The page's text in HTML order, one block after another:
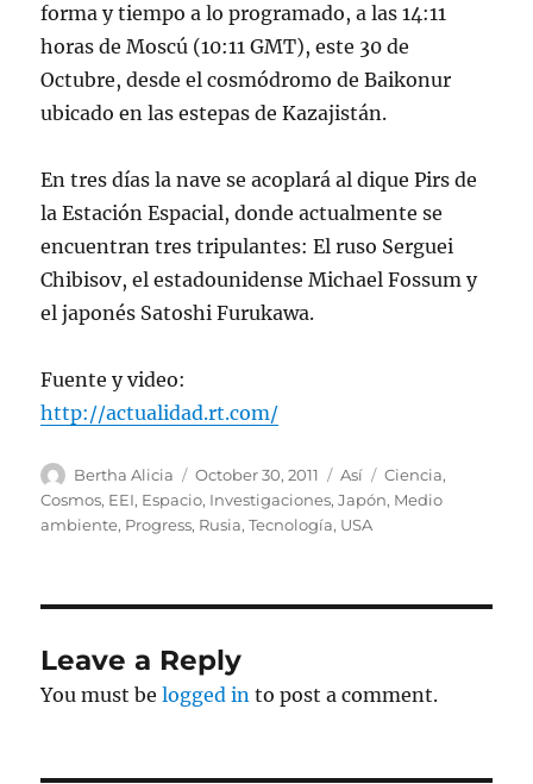
forma y tiempo a lo programado, a las 14:11
horas de Moscú (10:11 GMT), este 30 de
Octubre, desde el cosmódromo de Baikonur
ubicado en las estepas de Kazajistán.
En tres días la nave se acoplará al dique Pirs de
la Estación Espacial, donde actualmente se
encuentran tres tripulantes: El ruso Serguei
Chibisov, el estadounidense Michael Fossum y
el japonés Satoshi Furukawa.
Fuente y video:
http://actualidad.rt.com/
Author
Bertha Alicia
Posted
on
October 30, 2011 Categories
Así Tags
Ciencia,
Cosmos, EEI, Espacio, Investigaciones,Japón, Medio
ambiente, Progress, Rusia,Tecnología, USA
Leave a Reply
You must belogged in to post a comment.